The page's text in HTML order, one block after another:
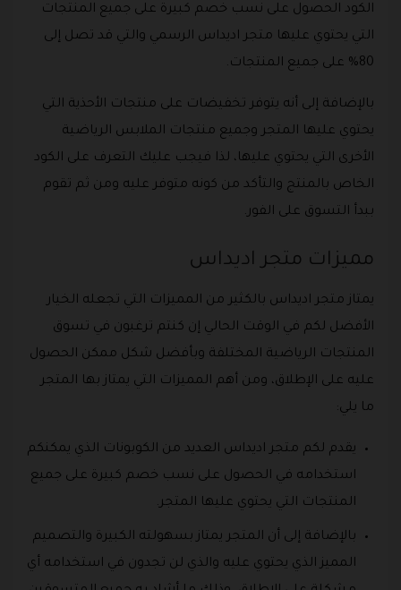
الكود الحصول على نسب خصم كبيرة على جميع المنتجات
التي يحتوي عليها متجر اديداس الرسمي والتي قد تصل إلى
80% على جميع المنتجات.
بالإضافة إلى أنه يتوفر تخفيضات على منتجات الأحذية التي
يحتوي عليها المتجر وجميع منتجات الملابس الرياضية
الأخرى التي يحتوي عليها، لذا فيجب عليك التعرف على الكود
الخاص بالمنتج والتأكد من كونه متوفر عليه ومن ثم تقوم
ببدأ التسوق على الفور.
مميزات متجر اديداس
يمتاز متجر اديداس بالكثير من المميزات التي تجعله الخيار
الأفضل لكم في الوقت الحالي إن كنتم ترغبون في تسوق
المنتجات الرياضية المختلفة وبأفضل شكل ممكن الحصول
عليه على الإطلاق، ومن أهم المميزات التي يمتاز بها المتجر
ما يلي:
يقدم لكم متجر اديداس العديد من الكوبونات الذي يمكنكم
استخدامه في الحصول على نسب خصم كبيرة على جميع
المنتجات التي يحتوي عليها المتجر.
بالإضافة إلى أن المتجر يمتاز بسهولته الكبيرة والتصميم
المميز الذي يحتوي عليه والذي لن تجدون في استخدامه أي